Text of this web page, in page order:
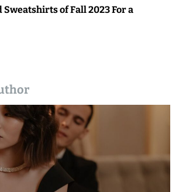
Sweatshirts of Fall 2023 For a